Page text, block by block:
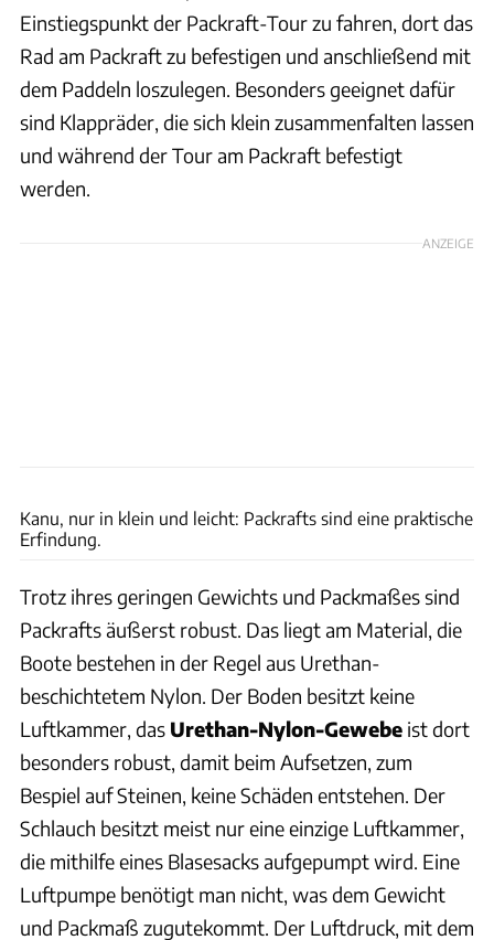
Einstiegspunkt der Packraft-Tour zu fahren, dort das
Rad am Packraft zu befestigen und anschließend mit
dem Paddeln loszulegen. Besonders geeignet dafür
sind Klappräder, die sich klein zusammenfalten lassen
und während der Tour am Packraft befestigt
werden.
ANZEIGE
Kanu, nur in klein und leicht: Packrafts sind eine praktische
Erfindung.
Trotz ihres geringen Gewichts und Packmaßes sind
Packrafts äußerst robust. Das liegt am Material, die
Boote bestehen in der Regel aus Urethan-
beschichtetem Nylon. Der Boden besitzt keine
Luftkammer, das Urethan-Nylon-Gewebe ist dort
besonders robust, damit beim Aufsetzen, zum
Bespiel auf Steinen, keine Schäden entstehen. Der
Schlauch besitzt meist nur eine einzige Luftkammer,
die mithilfe eines Blasesacks aufgepumpt wird. Eine
Luftpumpe benötigt man nicht, was dem Gewicht
und Packmaß zugutekommt. Der Luftdruck, mit dem